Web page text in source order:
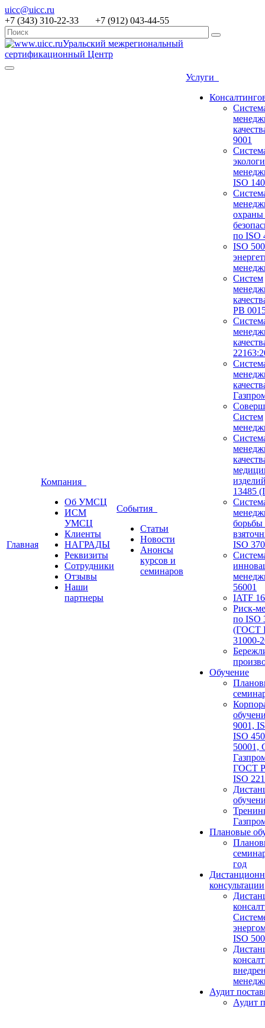
uicc@uicc.ru
+7 (343) 310-22-33 +7 (912) 043-44-55
Уральский межрегиональный
сертификационный Центр
Главная
Компания
Об УМСЦ
ИСМ
УМСЦ
Клиенты
НАГРАДЫ
Реквизиты
Сотрудники
Отзывы
Наши
партнеры
События
Статьи
Новости
Анонсы
курсов и
семинаров
Услуги
9001
ISO
охраны
по ISO
ISO
Систем
РВ
Систем
13485
борьбы
ISO
56001
IATF
Риск-
по ISO
(ГОСТ
31000-
Обучение
9001,
ISO
50001,
ГОСТ
ISO
Плановые
год
консультации
ISO
Аудит
Аудит